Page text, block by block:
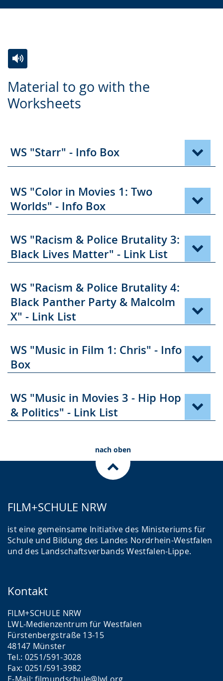
Material to go with the
Worksheets
Leichten
Sprache
Audio-
Unterstützung.
Video
in
wird
WS "Starr" - Info Box
WS "Color in Movies 1: Two
Worlds" - Info Box
WS "Racism & Police Brutality 3:
Black Lives Matter" - Link List
WS "Racism & Police Brutality 4:
Black Panther Party & Malcolm
X" - Link List
WS "Music in Film 1: Chris" - Info
Box
WS "Music in Movies 3 - Hip Hop
& Politics" - Link List
nach oben
FILM+SCHULE NRW
ist eine gemeinsame Initiative des Ministeriums für
Schule und Bildung des Landes Nordrhein-Westfalen
und des Landschaftsverbands Westfalen-Lippe.
Kontakt
FILM+SCHULE NRW
LWL-Medienzentrum für Westfalen
Fürstenbergstraße 13-15
48147 Münster
Tel.: 0251/591-3028
Fax: 0251/591-3982